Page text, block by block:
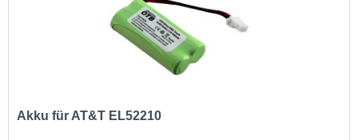
Akku für AT&T EL52210